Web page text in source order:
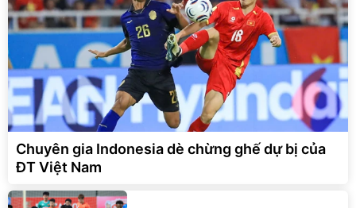
Chuyên gia Indonesia dè chừng ghế dự bị của
ĐT Việt Nam